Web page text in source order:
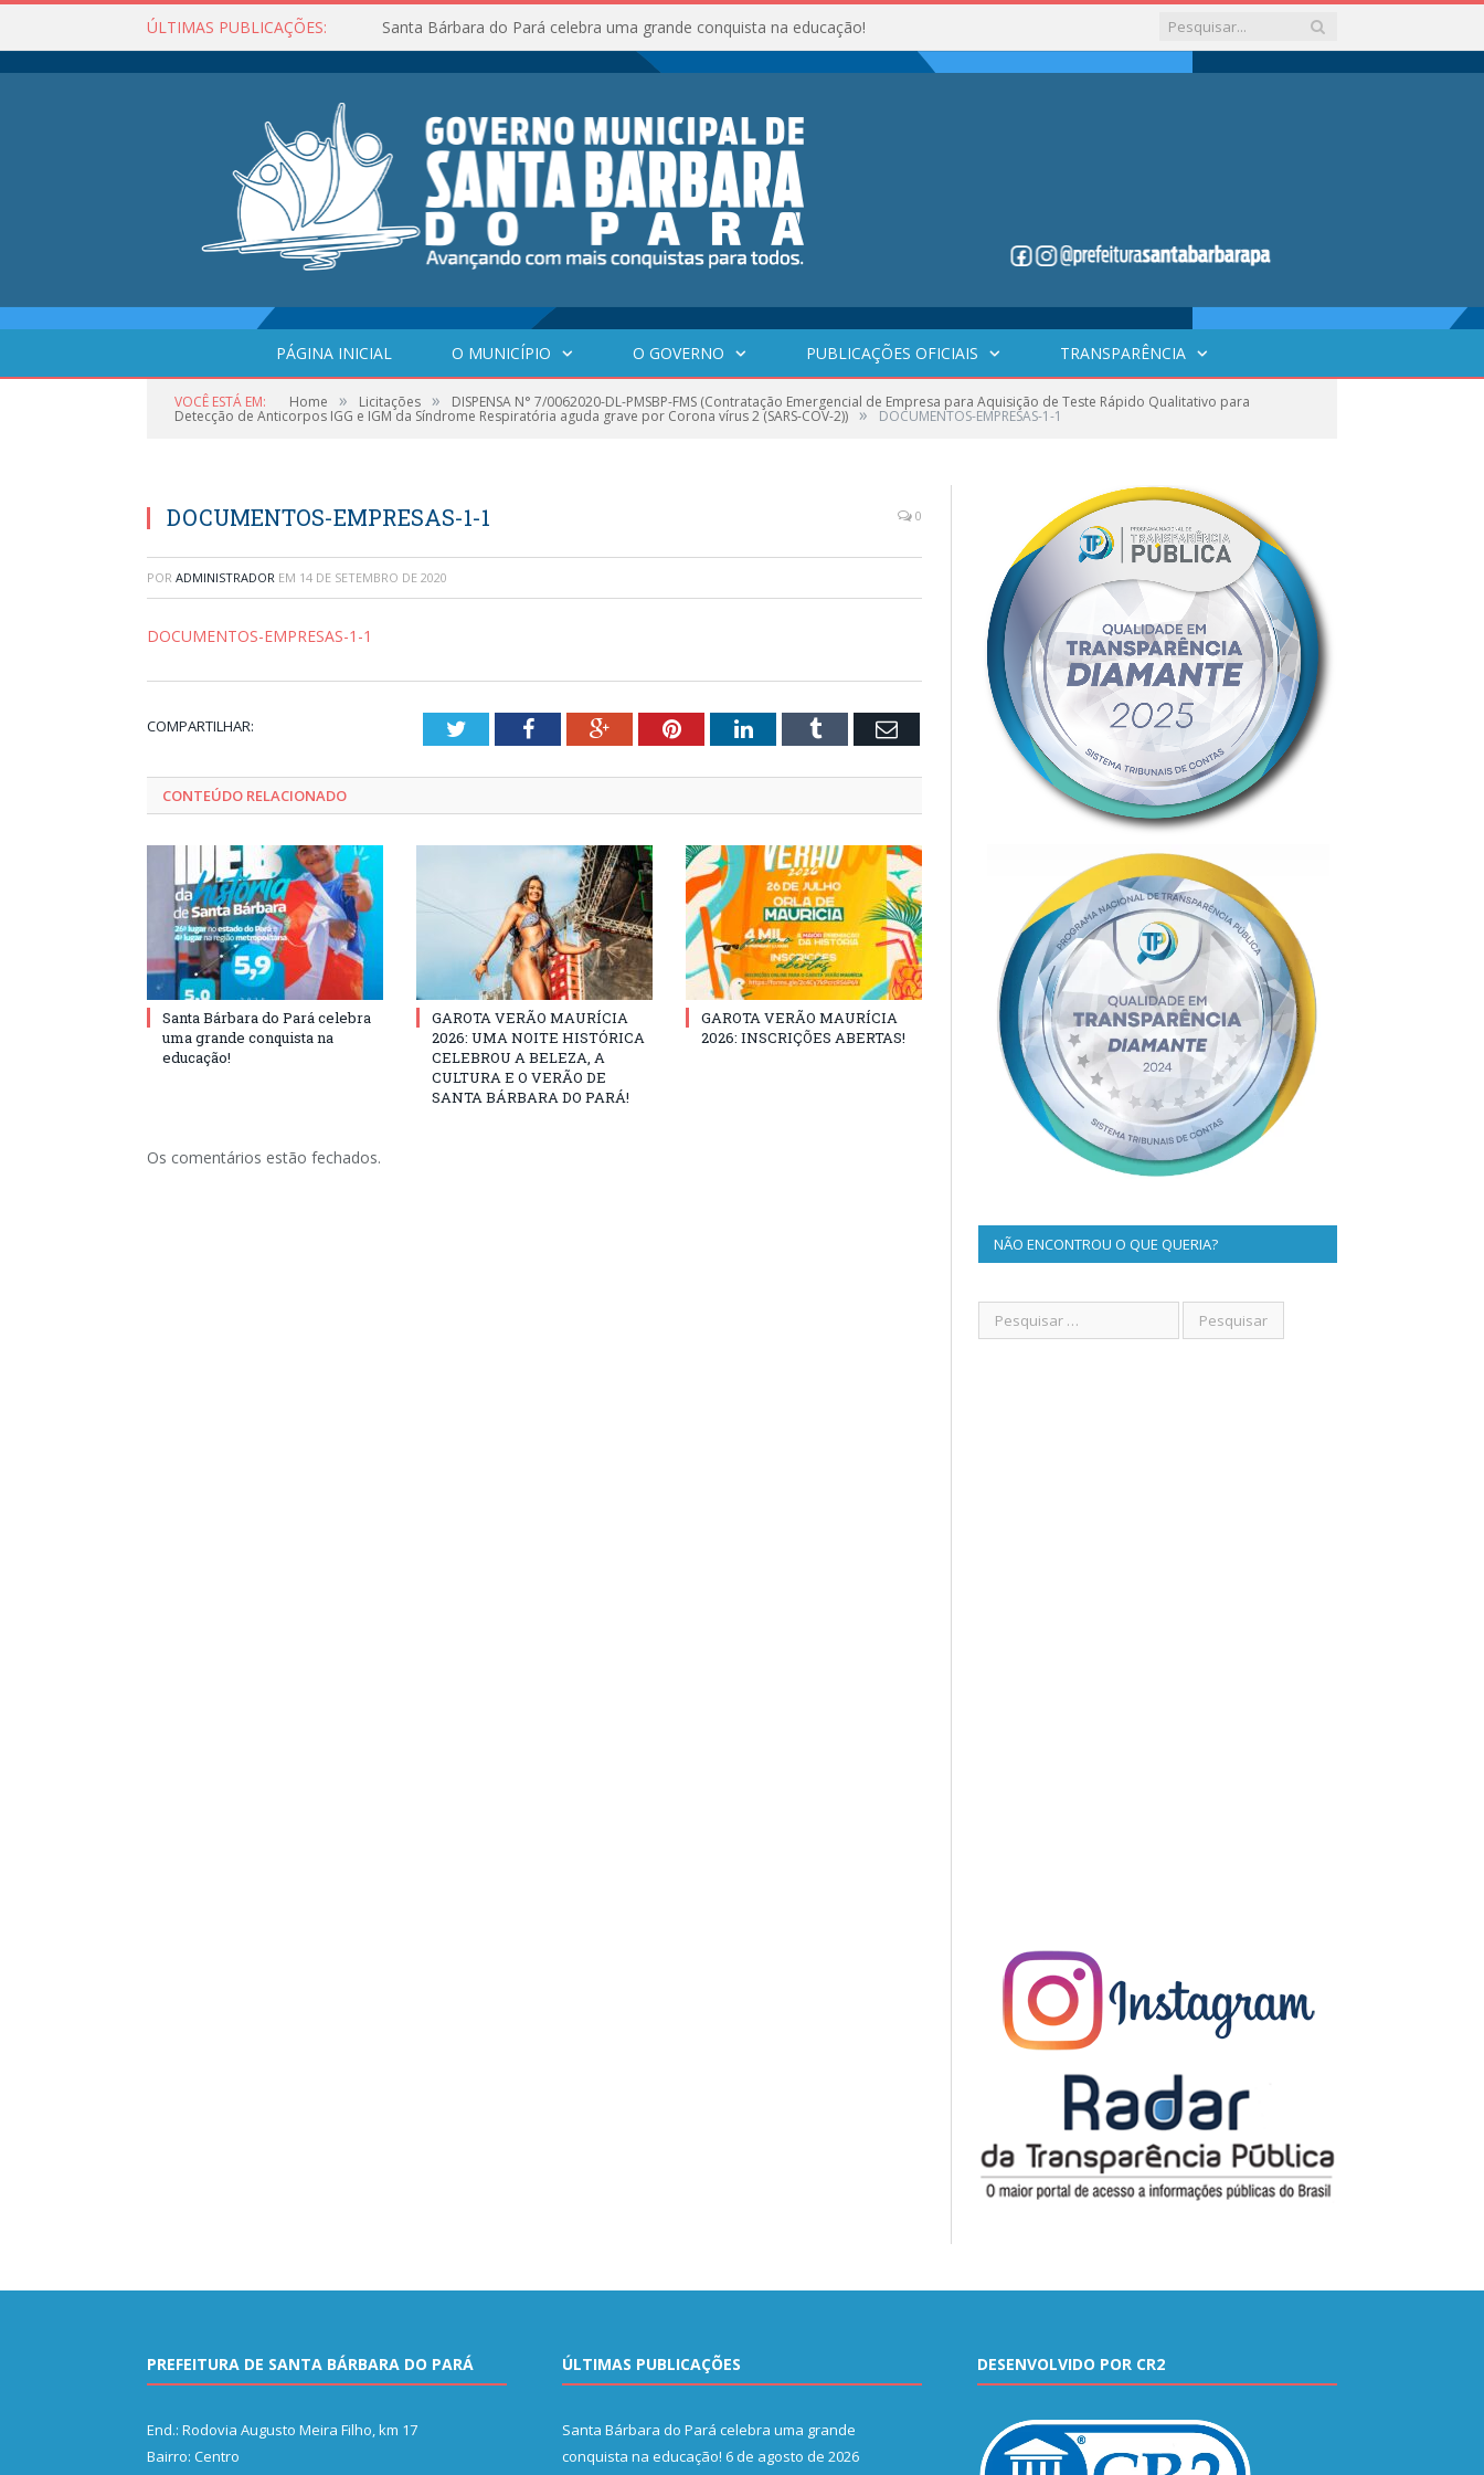
ÚLTIMAS PUBLICAÇÕES: Santa Bárbara do Pará celebra uma grande conquista na educação!
PÁGINA INICIAL O MUNICÍPIO O GOVERNO PUBLICAÇÕES OFICIAIS TRANSPARÊNCIA
VOCÊ ESTÁ EM: Home » Licitações » DISPENSA N° 7/0062020-DL-PMSBP-FMS (Contratação Emergencial de Empresa para Aquisição de Teste Rápido Qualitativo para
Detecção de Anticorpos IGG e IGM da Síndrome Respiratória aguda grave por Corona vírus 2 (SARS-COV-2)) » DOCUMENTOS-EMPRESAS-1-1
DOCUMENTOS-EMPRESAS-1-1 0
POR ADMINISTRADOR EM 14 DE SETEMBRO DE 2020
DOCUMENTOS-EMPRESAS-1-1
COMPARTILHAR: TwitterFacebookGoogle+PinterestLinkedInTumblr Email
CONTEÚDO RELACIONADO
Santa Bárbara do Pará celebra
uma grande conquista na
educação!
GAROTA VERÃO MAURÍCIA
2026: UMA NOITE HISTÓRICA
CELEBROU A BELEZA, A
CULTURA E O VERÃO DE
SANTA BÁRBARA DO PARÁ!
GAROTA VERÃO MAURÍCIA
2026: INSCRIÇÕES ABERTAS!
Os comentários estão fechados.
NÃO ENCONTROU O QUE QUERIA?
PREFEITURA DE SANTA BÁRBARA DO PARÁ
End.: Rodovia Augusto Meira Filho, km 17
Bairro: Centro
ÚLTIMAS PUBLICAÇÕES
Santa Bárbara do Pará celebra uma grande
conquista na educação! 6 de agosto de 2026
DESENVOLVIDO POR CR2